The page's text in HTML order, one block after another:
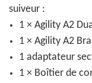
suiveur :
1 × Agility A2
1 × Agility A2
1 adaptateur
1 × Boîtier de